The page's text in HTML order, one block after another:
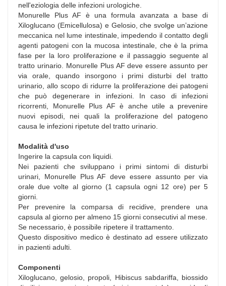
nell'eziologia delle infezioni urologiche.
Monurelle Plus AF è una formula avanzata a base di
Xiloglucano (Emicellulosa) e Gelosio, che svolge un’azione
meccanica nel lume intestinale, impedendo il contatto degli
agenti patogeni con la mucosa intestinale, che è la prima
fase per la loro proliferazione e il passaggio seguente al
tratto urinario. Monurelle Plus AF deve essere assunto per
via orale, quando insorgono i primi disturbi del tratto
urinario, allo scopo di ridurre la proliferazione dei patogeni
che può degenerare in infezioni. In caso di infezioni
ricorrenti, Monurelle Plus AF è anche utile a prevenire
nuovi episodi, nei quali la proliferazione del patogeno
causa le infezioni ripetute del tratto urinario.
Modalità d'uso
Ingerire la capsula con liquidi.
Nei pazienti che sviluppano i primi sintomi di disturbi
urinari, Monurelle Plus AF deve essere assunto per via
orale due volte al giorno (1 capsula ogni 12 ore) per 5
giorni.
Per prevenire la comparsa di recidive, prendere una
capsula al giorno per almeno 15 giorni consecutivi al mese.
Se necessario, è possibile ripetere il trattamento.
Questo dispositivo medico è destinato ad essere utilizzato
in pazienti adulti.
Componenti
Xiloglucano, gelosio, propoli, Hibiscus sabdariffa, biossido